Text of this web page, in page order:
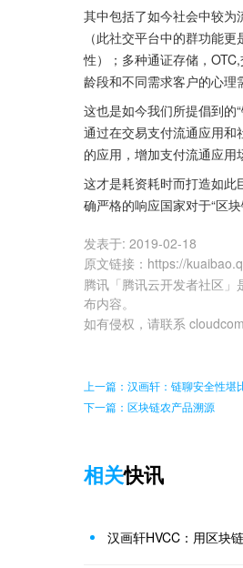
其中包括了如今社会中较为
（此社交平台中的群功能
性）；多种通证存储，
龄段和不同需求客户的心理
这也是如今我们所提倡到的
通过在交易支付流通应用和
的应用，增加支付流通应用
这才是耗资耗时而打造如
确严格的响应国家对于“区
发表于: 2019-02-18
原文链接 ： https://
腾讯「腾讯云开发者社区
布内容。
如有侵权，请联系
上一篇：汉画轩：链聊安全性
下一篇：区块链农产品溯源
相关快讯
汉画轩HVCC：用区块